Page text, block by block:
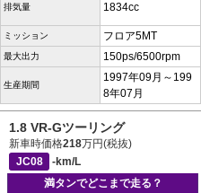
排気量 1834cc
ミッション フロア5MT
最大出力 150ps/6500rpm
生産期間
1997年09月～199
8年07月
1.8 VR-Gツーリング
新車時価格218万円(税抜)
JC08
-km/L
満タンでどこまで走る？